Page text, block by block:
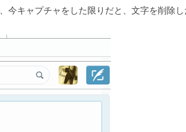
今キャプチャをした限りだと、文字を削除